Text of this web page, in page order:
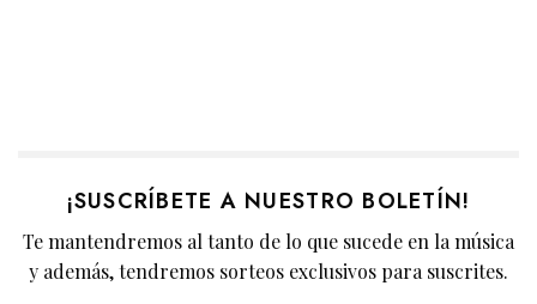
¡SUSCRÍBETE A NUESTRO BOLETÍN!
Te mantendremos al tanto de lo que sucede en la música
y además, tendremos sorteos exclusivos para suscrites.